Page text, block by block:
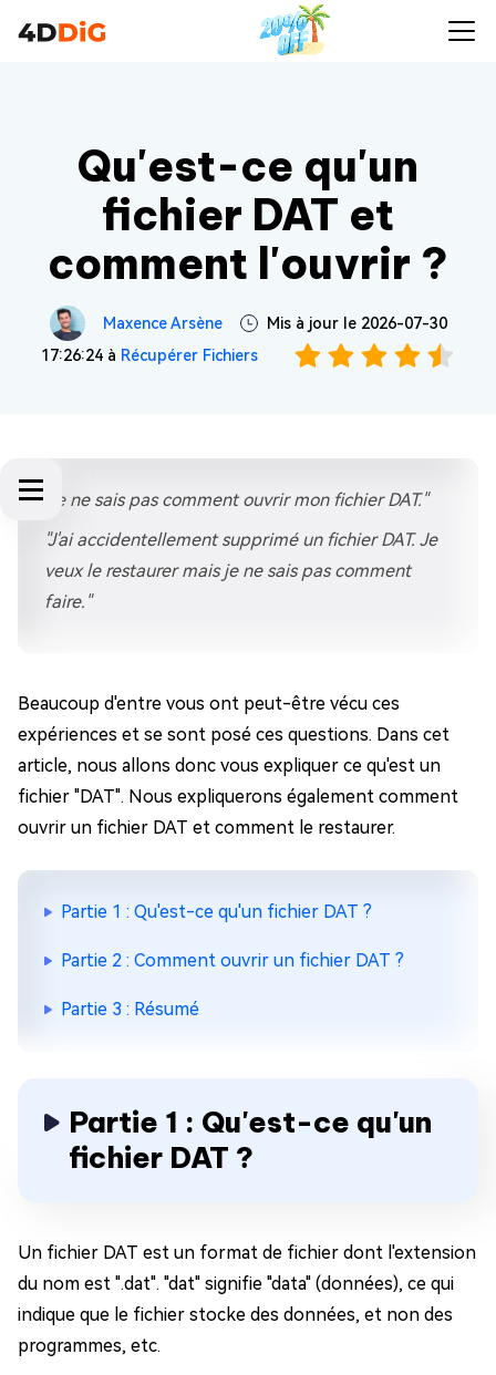
Qu'est-ce qu'un
fichier DAT et
comment l'ouvrir ?
Maxence Arsène
Mis à jour le 2026-07-30
17:26:24 à Récupérer Fichiers
"Je ne sais pas comment ouvrir mon fichier DAT."
"J'ai accidentellement supprimé un fichier DAT. Je
veux le restaurer mais je ne sais pas comment
faire."
Beaucoup d'entre vous ont peut-être vécu ces
expériences et se sont posé ces questions. Dans cet
article, nous allons donc vous expliquer ce qu'est un
fichier "DAT". Nous expliquerons également comment
ouvrir un fichier DAT et comment le restaurer.
Partie 1 : Qu'est-ce qu'un fichier DAT ?
Partie 2 : Comment ouvrir un fichier DAT ?
Partie 3 : Résumé
Partie 1 : Qu'est-ce qu'un
fichier DAT ?
Un fichier DAT est un format de fichier dont l'extension
du nom est ".dat". "dat" signifie "data" (données), ce qui
indique que le fichier stocke des données, et non des
programmes, etc.